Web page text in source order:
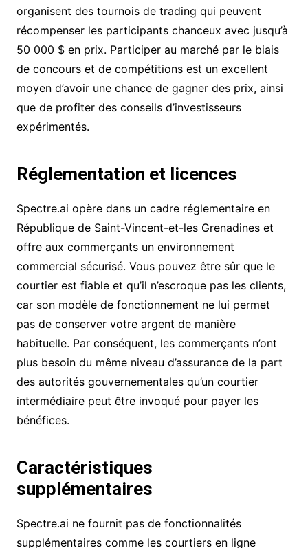
organisent des tournois de trading qui peuvent
récompenser les participants chanceux avec jusqu’à
50 000 $ en prix. Participer au marché par le biais
de concours et de compétitions est un excellent
moyen d’avoir une chance de gagner des prix, ainsi
que de profiter des conseils d’investisseurs
expérimentés.
Réglementation et licences
Spectre.ai opère dans un cadre réglementaire en
République de Saint-Vincent-et-les Grenadines et
offre aux commerçants un environnement
commercial sécurisé. Vous pouvez être sûr que le
courtier est fiable et qu’il n’escroque pas les clients,
car son modèle de fonctionnement ne lui permet
pas de conserver votre argent de manière
habituelle. Par conséquent, les commerçants n’ont
plus besoin du même niveau d’assurance de la part
des autorités gouvernementales qu’un courtier
intermédiaire peut être invoqué pour payer les
bénéfices.
Caractéristiques
supplémentaires
Spectre.ai ne fournit pas de fonctionnalités
supplémentaires comme les courtiers en ligne